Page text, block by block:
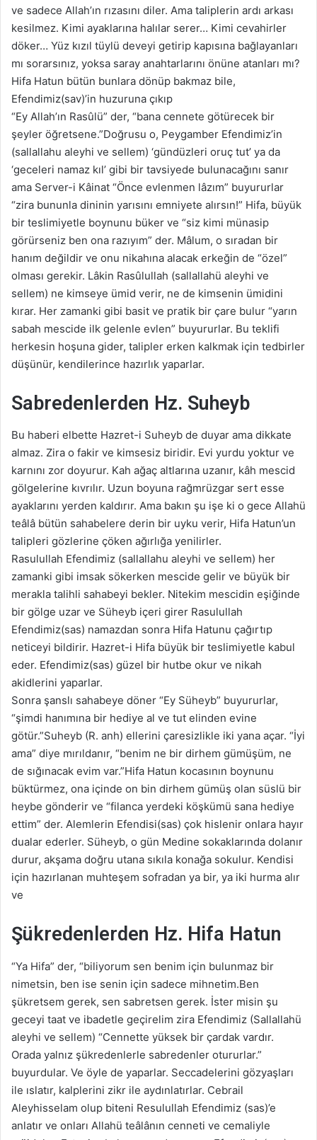
ve sadece Allah’ın rızasını diler. Ama taliplerin ardı arkası
kesilmez. Kimi ayaklarına halılar serer… Kimi cevahirler
döker… Yüz kızıl tüylü deveyi getirip kapısına bağlayanları
mı sorarsınız, yoksa saray anahtarlarını önüne atanları mı?
Hifa Hatun bütün bunlara dönüp bakmaz bile,
Efendimiz(sav)’in huzuruna çıkıp
“Ey Allah’ın Rasûlü” der, “bana cennete götürecek bir
şeyler öğretsene.”Doğrusu o, Peygamber Efendimiz’in
(sallallahu aleyhi ve sellem) ‘gündüzleri oruç tut’ ya da
‘geceleri namaz kıl’ gibi bir tavsiyede bulunacağını sanır
ama Server-i Kâinat “Önce evlenmen lâzım” buyururlar
“zira bununla dininin yarısını emniyete alırsın!” Hifa, büyük
bir teslimiyetle boynunu büker ve “siz kimi münasip
görürseniz ben ona razıyım” der. Mâlum, o sıradan bir
hanım değildir ve onu nikahına alacak erkeğin de “özel”
olması gerekir. Lâkin Rasûlullah (sallallahü aleyhi ve
sellem) ne kimseye ümid verir, ne de kimsenin ümidini
kırar. Her zamanki gibi basit ve pratik bir çare bulur “yarın
sabah mescide ilk gelenle evlen” buyururlar. Bu teklifi
herkesin hoşuna gider, talipler erken kalkmak için tedbirler
düşünür, kendilerince hazırlık yaparlar.
Sabredenlerden Hz. Suheyb
Bu haberi elbette Hazret-i Suheyb de duyar ama dikkate
almaz. Zira o fakir ve kimsesiz biridir. Evi yurdu yoktur ve
karnını zor doyurur. Kah ağaç altlarına uzanır, kâh mescid
gölgelerine kıvrılır. Uzun boyuna rağmrüzgar sert esse
ayaklarını yerden kaldırır. Ama bakın şu işe ki o gece Allahü
teâlâ bütün sahabelere derin bir uyku verir, Hifa Hatun’un
talipleri gözlerine çöken ağırlığa yenilirler.
Rasulullah Efendimiz (sallallahu aleyhi ve sellem) her
zamanki gibi imsak sökerken mescide gelir ve büyük bir
merakla talihli sahabeyi bekler. Nitekim mescidin eşiğinde
bir gölge uzar ve Süheyb içeri girer Rasulullah
Efendimiz(sas) namazdan sonra Hifa Hatunu çağırtıp
neticeyi bildirir. Hazret-i Hifa büyük bir teslimiyetle kabul
eder. Efendimiz(sas) güzel bir hutbe okur ve nikah
akidlerini yaparlar.
Sonra şanslı sahabeye döner “Ey Süheyb” buyururlar,
“şimdi hanımına bir hediye al ve tut elinden evine
götür.”Suheyb (R. anh) ellerini çaresizlikle iki yana açar. “İyi
ama” diye mırıldanır, “benim ne bir dirhem gümüşüm, ne
de sığınacak evim var.”Hifa Hatun kocasının boynunu
büktürmez, ona içinde on bin dirhem gümüş olan süslü bir
heybe gönderir ve “filanca yerdeki köşkümü sana hediye
ettim” der. Alemlerin Efendisi(sas) çok hislenir onlara hayır
dualar ederler. Süheyb, o gün Medine sokaklarında dolanır
durur, akşama doğru utana sıkıla konağa sokulur. Kendisi
için hazırlanan muhteşem sofradan ya bir, ya iki hurma alır
ve
Şükredenlerden Hz. Hifa Hatun
“Ya Hifa” der, “biliyorum sen benim için bulunmaz bir
nimetsin, ben ise senin için sadece mihnetim.Ben
şükretsem gerek, sen sabretsen gerek. İster misin şu
geceyi taat ve ibadetle geçirelim zira Efendimiz (Sallallahü
aleyhi ve sellem) “Cennette yüksek bir çardak vardır.
Orada yalnız şükredenlerle sabredenler otururlar.”
buyurdular. Ve öyle de yaparlar. Seccadelerini gözyaşları
ile ıslatır, kalplerini zikr ile aydınlatırlar. Cebrail
Aleyhisselam olup biteni Resulullah Efendimiz (sas)’e
anlatır ve onları Allahü teâlânın cenneti ve cemaliyle